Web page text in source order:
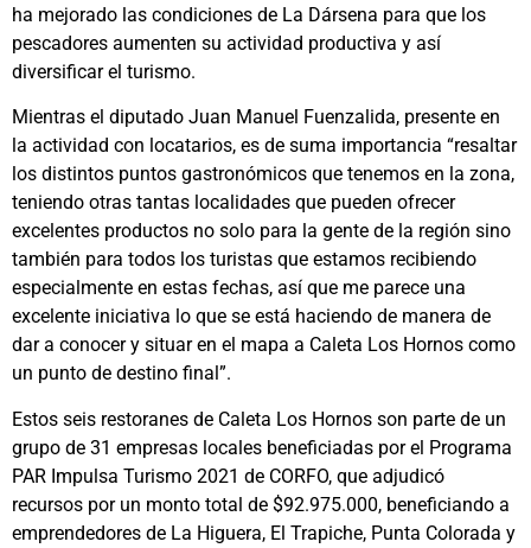
ha mejorado las condiciones de La Dársena para que los
pescadores aumenten su actividad productiva y así
diversificar el turismo.
Mientras el diputado Juan Manuel Fuenzalida, presente en
la actividad con locatarios, es de suma importancia “resaltar
los distintos puntos gastronómicos que tenemos en la zona,
teniendo otras tantas localidades que pueden ofrecer
excelentes productos no solo para la gente de la región sino
también para todos los turistas que estamos recibiendo
especialmente en estas fechas, así que me parece una
excelente iniciativa lo que se está haciendo de manera de
dar a conocer y situar en el mapa a Caleta Los Hornos como
un punto de destino final”.
Estos seis restoranes de Caleta Los Hornos son parte de un
grupo de 31 empresas locales beneficiadas por el Programa
PAR Impulsa Turismo 2021 de CORFO, que adjudicó
recursos por un monto total de $92.975.000, beneficiando a
emprendedores de La Higuera, El Trapiche, Punta Colorada y